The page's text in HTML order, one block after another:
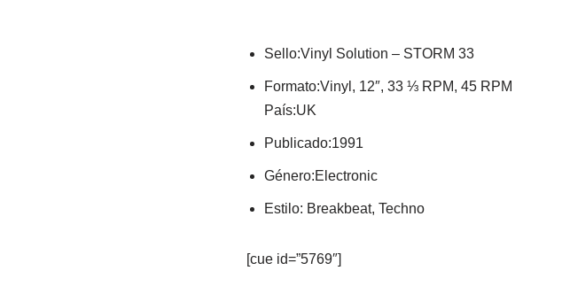
Sello:Vinyl Solution ‎– STORM 33
Formato:Vinyl, 12″, 33 ⅓ RPM, 45 RPM
País:UK
Publicado:1991
Género:Electronic
Estilo: Breakbeat, Techno
[cue id=”5769″]